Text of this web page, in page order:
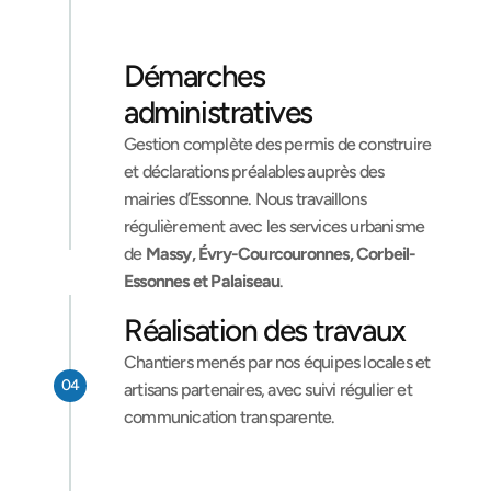
Démarches
administratives
Gestion complète des permis de construire
et déclarations préalables auprès des
mairies d’Essonne. Nous travaillons
régulièrement avec les services urbanisme
de Massy, Évry-Courcouronnes, Corbeil-
Essonnes et Palaiseau.
Réalisation des travaux
Chantiers menés par nos équipes locales et
artisans partenaires, avec suivi régulier et
communication transparente.
04